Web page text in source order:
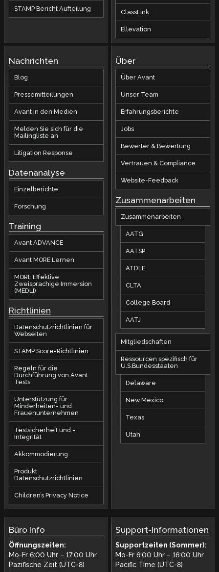
STAMP Bericht Aufteilung ClassLink
Ellevation
Nachrichten
Blog
Pressemitteilungen
Avant in den Medien
Melden Sie sich für die
Mailingliste an
Litigation Response
Datenanalyse
Einzelberichte
Forschung
Training
Avant ADVANCE
Avant MORE Lernen
MORE Effektive
Zweisprachige Immersion
(MEDLI)
Richtlinien
Datenschutzrichtlinien für
Webseiten
STAMP Score-Richtlinien
Regeln für die
Durchführung von Avant
Tests
Unterstützung für
Minderheiten- und
Frauenunternehmen
Testsicherheit und -
Integrität
Akkommodierung
Produkt
Datenschutzrichtlinien
Children’s Privacy Notice
Über
Über Avant
Unser Team
Erfahrungsberichte
Jobs
Bewerter & Bewertung
Vertrauen & Compliance
Website-Feedback
Zusammenarbeiten
Zusammenarbeiten
AATG
AATSP
ATDLE
CLTA
College Board
AATJ
Mitgliedschaften
Ressourcen spezifisch für
U.S.Bundesstaaten
Delaware
New Mexico
Texas
Utah
Büro Info
Öffnungszeiten:
Mo-Fr 6:00 Uhr – 17:00 Uhr
Pazifische Zeit (UTC-8)
Support-Informationen
Supportzeiten (Sommer):
Mo-Fr 6:00 Uhr – 16:00 Uhr
Pacific Time (UTC-8)